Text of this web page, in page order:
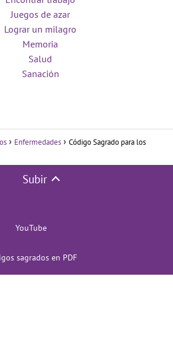
Juegos de azar
Lograr un milagro
Memoria
Salud
Sanación
Enfermedades
Código Sagrado para los
Subir
YouTube
sagrados en PDF